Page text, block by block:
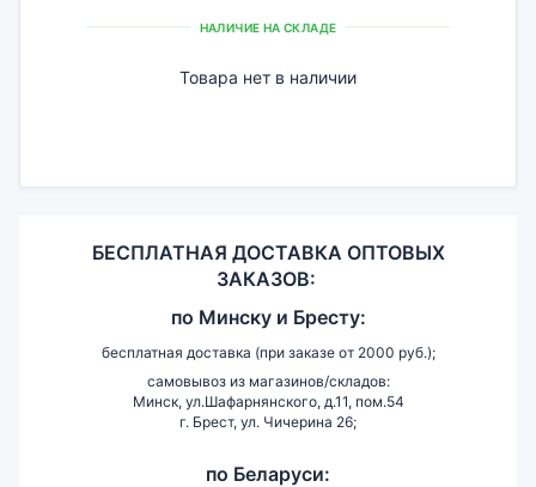
НАЛИЧИЕ НА СКЛАДЕ
Товара нет в наличии
БЕСПЛАТНАЯ ДОСТАВКА ОПТОВЫХ
ЗАКАЗОВ:
по Минску и Бресту:
бесплатная доставка (при заказе от 2000 руб.);
самовывоз из магазинов/складов:
Минск, ул.Шафарнянского, д.11, пом.54
г. Брест, ул. Чичерина 26;
по Беларуси: